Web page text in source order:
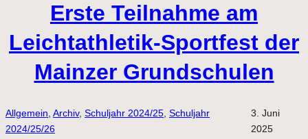
Erste Teilnahme am
Leichtathletik-Sportfest der
Mainzer Grundschulen
Allgemein Archiv, Schuljahr 2024/25 Schuljahr
2024/25/26
3. Juni
2025